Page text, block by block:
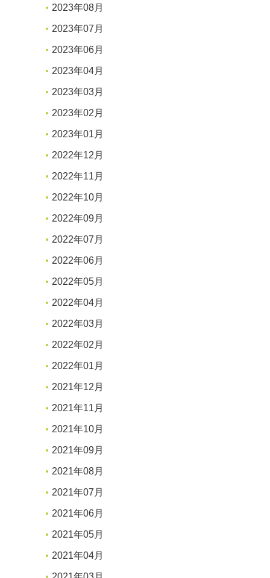
2023年08月
2023年07月
2023年06月
2023年04月
2023年03月
2023年02月
2023年01月
2022年12月
2022年11月
2022年10月
2022年09月
2022年07月
2022年06月
2022年05月
2022年04月
2022年03月
2022年02月
2022年01月
2021年12月
2021年11月
2021年10月
2021年09月
2021年08月
2021年07月
2021年06月
2021年05月
2021年04月